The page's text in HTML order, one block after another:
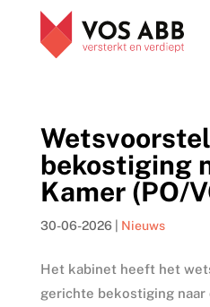
bekostiging
Kamer (PO/
30-06-2026| Nieuws
Het kabinet heeft het
gerichte bekostiging naar